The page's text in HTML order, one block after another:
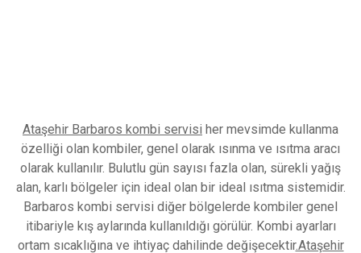
Ataşehir Barbaros kombi servisi her mevsimde kullanma
özelliği olan kombiler, genel olarak ısınma ve ısıtma aracı
olarak kullanılır. Bulutlu gün sayısı fazla olan, sürekli yağış
alan, karlı bölgeler için ideal olan bir ideal ısıtma sistemidir.
Barbaros kombi servisi diğer bölgelerde kombiler genel
itibariyle kış aylarında kullanıldığı görülür. Kombi ayarları
ortam sıcaklığına ve ihtiyaç dahilinde değişecektir.Ataşehir